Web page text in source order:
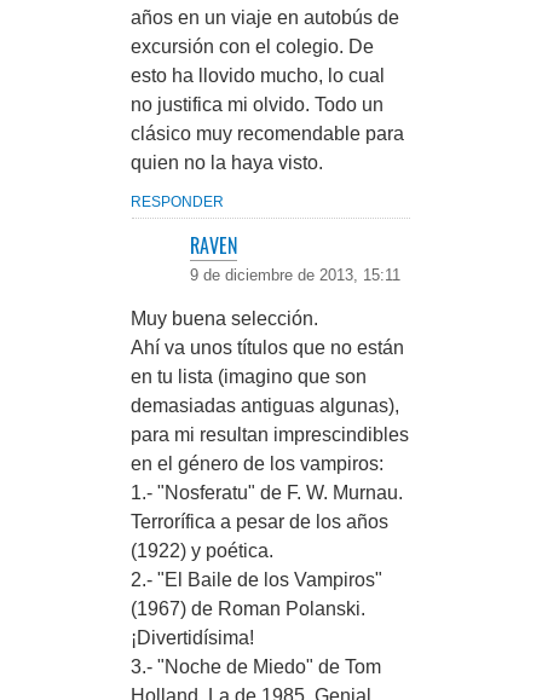
años en un viaje en autobús de
excursión con el colegio. De
esto ha llovido mucho, lo cual
no justifica mi olvido. Todo un
clásico muy recomendable para
quien no la haya visto.
RESPONDER
RAVEN
9 de diciembre de 2013, 15:11
Muy buena selección.
Ahí va unos títulos que no están
en tu lista (imagino que son
demasiadas antiguas algunas),
para mi resultan imprescindibles
en el género de los vampiros:
1.- "Nosferatu" de F. W. Murnau.
Terrorífica a pesar de los años
(1922) y poética.
2.- "El Baile de los Vampiros"
(1967) de Roman Polanski.
¡Divertidísima!
3.- "Noche de Miedo" de Tom
Holland. La de 1985. Genial